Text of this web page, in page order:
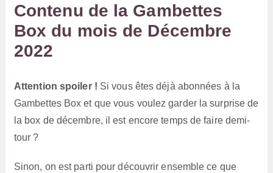
Contenu de la Gambettes
Box du mois de Décembre
2022
Attention spoiler ! Si vous êtes déjà abonnées à la
Gambettes Box et que vous voulez garder la surprise de
la box de décembre, il est encore temps de faire demi-
tour ?
Sinon, on est parti pour découvrir ensemble ce que